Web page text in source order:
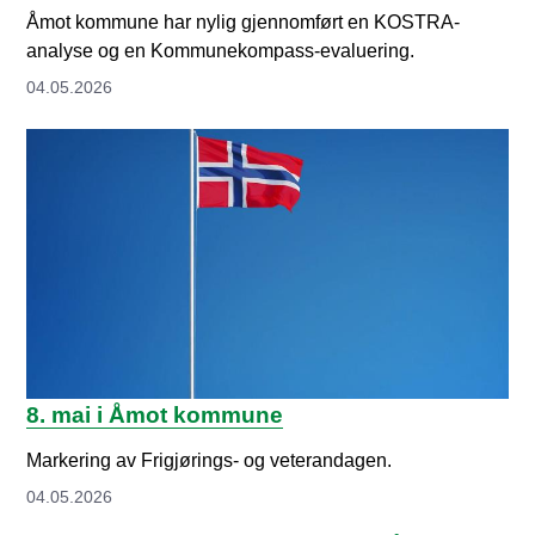
Åmot kommune har nylig gjennomført en KOSTRA-
analyse og en Kommunekompass-evaluering.
04.05.2026
8. mai i Åmot kommune
Markering av Frigjørings- og veterandagen.
04.05.2026